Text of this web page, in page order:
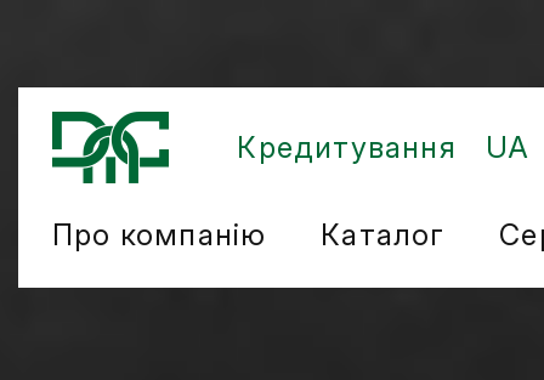
Про компанію Каталог
UA
Кредитування